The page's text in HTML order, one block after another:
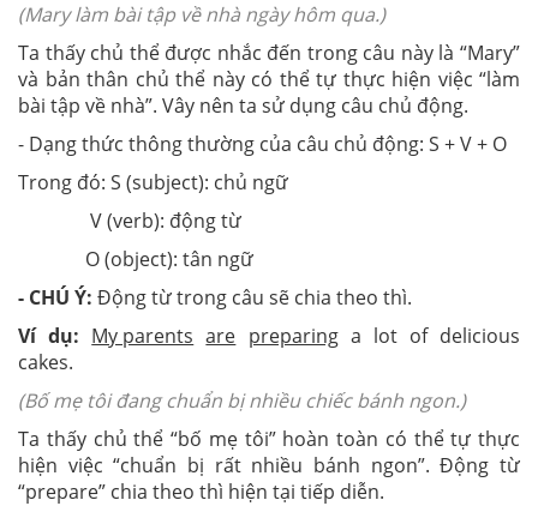
(Mary làm bài tập về nhà ngày hôm qua.)
Ta thấy chủ thể được nhắc đến trong câu này là “Mary”
và bản thân chủ thể này có thể tự thực hiện việc “làm
bài tập về nhà”. Vây nên ta sử dụng câu chủ động.
- Dạng thức thông thường của câu chủ động: S + V + O
Trong đó: S (subject): chủ ngữ
V (verb): động từ
O (object): tân ngữ
- CHÚ Ý: Động từ trong câu sẽ chia theo thì.
Ví dụ: My parents are preparinga lot of delicious
cakes.
(Bố mẹ tôi đang chuẩn bị nhiều chiếc bánh ngon.)
Ta thấy chủ thể “bố mẹ tôi” hoàn toàn có thể tự thực
hiện việc “chuẩn bị rất nhiều bánh ngon”. Động từ
“prepare” chia theo thì hiện tại tiếp diễn.